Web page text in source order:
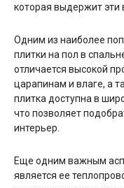
которая выдержит эти
Одним из наиболее
плитки на пол в
отличается высокой
царапинам и влаге, а
плитка доступна в
что позволяет
интерьер.
Еще одним важным
является ее